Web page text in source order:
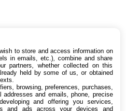
!
wish to store and access information on
in emails, etc.), combine and share
partners, whether collected on this
held by some of us, or obtained
browsing, preferences, purchases,
addresses and emails, phone, precise
and offering you services,
and ads across your devices and